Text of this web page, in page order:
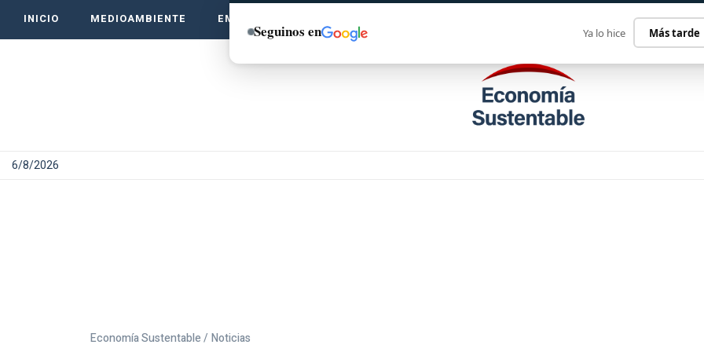
INICIO MEDIOAMBIENTE EMPRENDE VERDE
6/8/2026
Economía Sustentable / Noticias
Seguinos en Ya lo hice Más tarde